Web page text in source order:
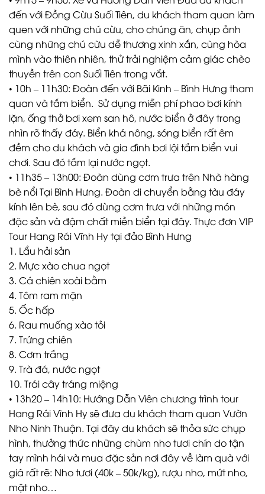
đến với Đồng Cừu Suối Tiên, du khách tham quan làm
quen với những chú cừu, cho chúng ăn, chụp ảnh
cùng những chú cừu dễ thương xinh xắn, cùng hòa
mình vào thiên nhiên, thử trải nghiệm cảm giác chèo
thuyền trên con Suối Tiên trong vắt.
• 10h – 11h30: Đoàn đến với Bãi Kinh – Bình Hưng tham
quan và tắm biển. Sử dụng miễn phí phao bơi kính
lặn, ống thở bơi xem san hô, nước biển ở đây trong
nhìn rõ thấy đáy. Biển khá nông, sóng biển rất êm
đềm cho du khách và gia đình bơi lội tắm biển vui
chơi. Sau đó tắm lại nước ngọt.
• 11h35 – 13h00: Đoàn dùng cơm trưa trên Nhà hàng
bè nổi Tại Bình Hưng. Đoàn di chuyển bằng tàu đáy
kính lên bè, sau đó dùng cơm trưa với những món
đặc sản và đậm chất miền biển tại đây. Thực đơn VIP
Tour Hang Rái Vĩnh Hy tại đảo Bình Hưng
1. Lẩu hải sản
2. Mực xào chua ngọt
3. Cá chiên xoài bằm
4. Tôm ram mặn
5. Ốc hấp
6. Rau muống xào tỏi
7. Trứng chiên
8. Cơm trắng
9. Trà đá, nước ngọt
10. Trái cây tráng miệng
• 13h20 – 14h10: Hướng Dẫn Viên chương trình tour
Hang Rái Vĩnh Hy sẽ đưa du khách tham quan Vườn
Nho Ninh Thuận. Tại đây du khách sẽ thỏa sức chụp
hình, thưởng thức những chùm nho tươi chín do tận
tay mình hái và mua đặc sản nơi đây về làm quà với
giá rất rẽ: Nho tươi (40k – 50k/kg), rượu nho, mứt nho,
mật nho…